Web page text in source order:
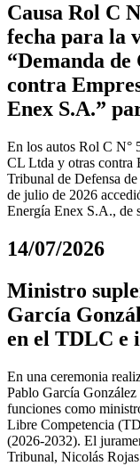
Causa Rol C
fecha para la
“Demanda
contra
Enex S.A.”
En los autos Rol C N°
CL Ltda y otras contra
Tribunal de Defensa
de julio de 2026
Energía Enex S.A., de
14/07/2026
Ministro
García
en el TDLC e
En una ceremonia
Pablo García
funciones como
Libre Competencia
(2026-2032). El
Tribunal, Nicolás